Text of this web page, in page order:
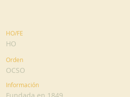
HO/FE
HO
Orden
OCSO
Información